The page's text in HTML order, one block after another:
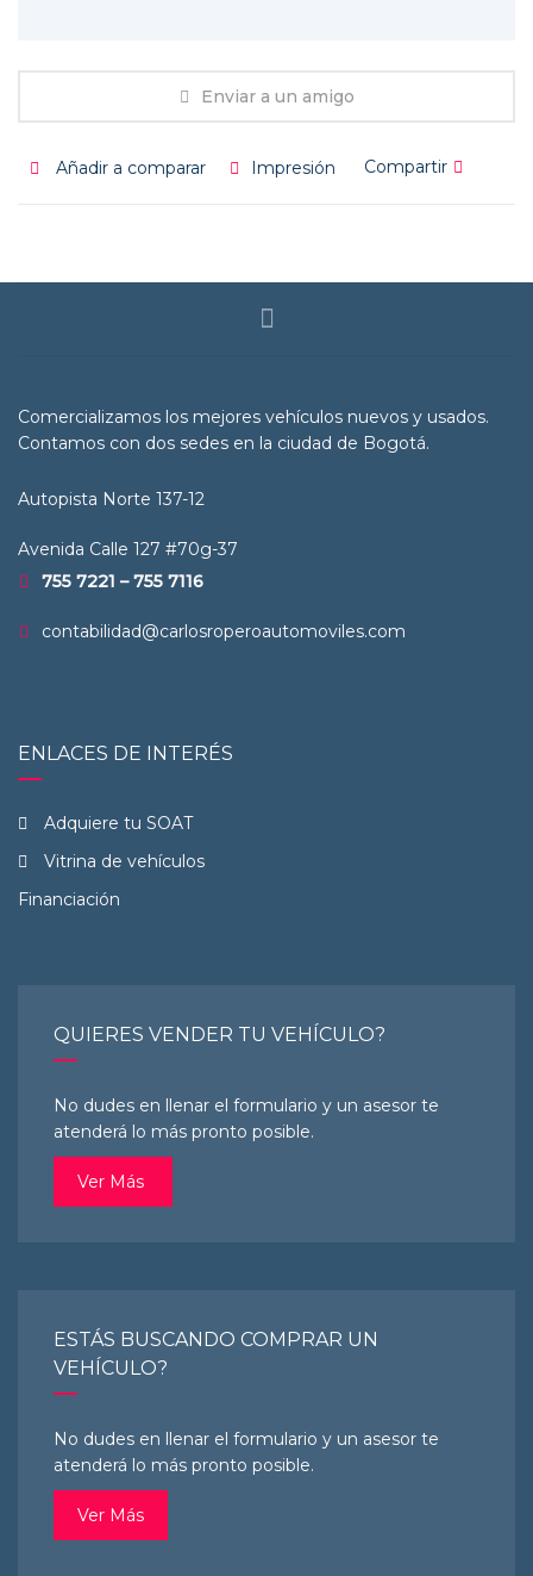
Enviar a un amigo
Añadir a comparar Impresión Compartir
Comercializamos los mejores vehículos nuevos y usados.
Contamos con dos sedes en la ciudad de Bogotá.
Autopista Norte 137-12
Avenida Calle 127 #70g-37
755 7221 – 755 7116
contabilidad@carlosroperoautomoviles.com
ENLACES DE INTERÉS
Adquiere tu SOAT
Vitrina de vehículos
Financiación
QUIERES VENDER TU VEHÍCULO?
No dudes en llenar el formulario y un asesor te
atenderá lo más pronto posible.
Ver Más
ESTÁS BUSCANDO COMPRAR UN
VEHÍCULO?
No dudes en llenar el formulario y un asesor te
atenderá lo más pronto posible.
Ver Más